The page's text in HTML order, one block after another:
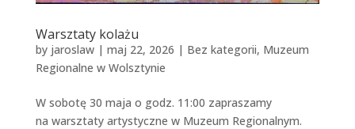
Warsztaty kolażu
by jaroslaw| maj 22, 2026 | Bez kategorii, Muzeum
Regionalne w Wolsztynie
W sobotę 30 maja o godz. 11:00 zapraszamy
na warsztaty artystyczne w Muzeum Regionalnym.